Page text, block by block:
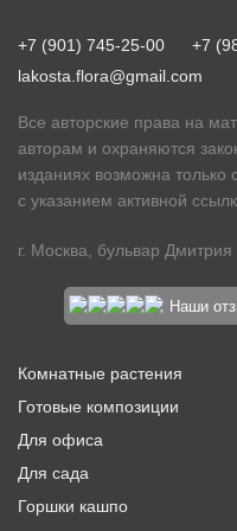
+7 (901) 745-25-00
+7
lakosta.flora@gmail.com
Все авторские права на
авторам и охраняются
изданиях возможна только
с указанием активной
г. Москва, бульвар
Наши
Комнатные растения
Готовые композиции
Для офиса
Для сада
Горшки кашпо